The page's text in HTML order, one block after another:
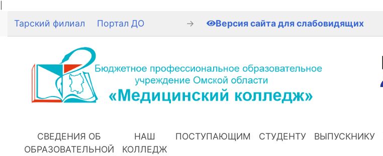
Тарский филиал Портал ДО → Версия сайта для слабовидящих
СВЕДЕНИЯ ОБ
ОБРАЗОВАТЕЛЬНОЙ
НАШ
КОЛЛЕДЖ
ПОСТУПАЮЩИМ СТУДЕНТУ ВЫПУСКНИКУ